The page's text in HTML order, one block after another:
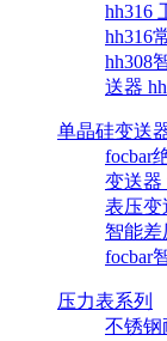
hh316
hh316
hh308
送器
单晶硅变送
focbar
变送器
表压变
智能差
focbar
压力表系列
不锈钢